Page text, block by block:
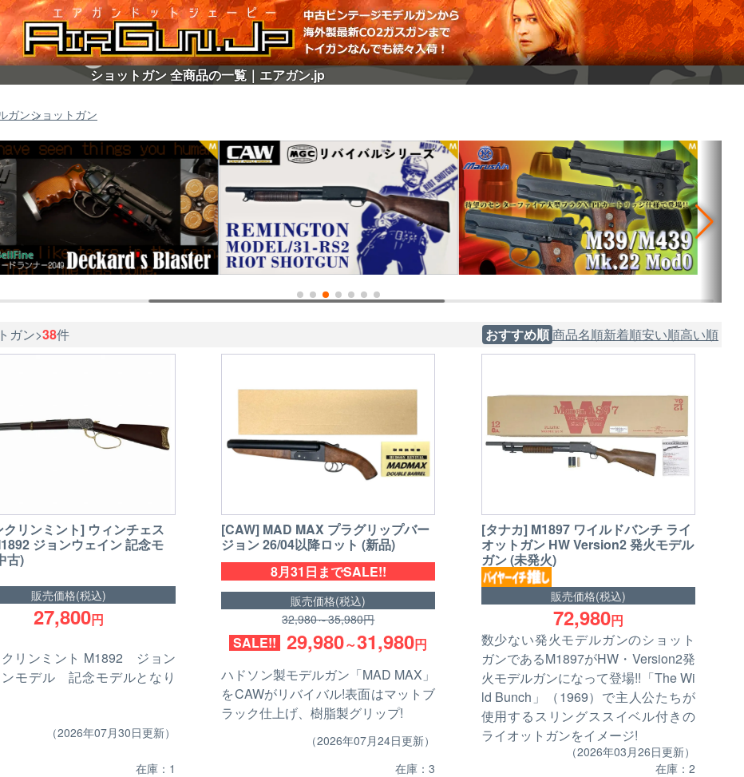
ショットガン 全商品の一覧｜エアガン.jp
ガンショットガン
ガン>38件 おすすめ順商品名順新着順安い順高い順
クリンミント] ウィンチェス
ジョンウェイン 記念モ
古)
販売価格(税込)
27,800円
リンミント M1892 ジョン
ンモデル 記念モデルとなり
（2026年07月30日更新）
在庫：1
[CAW] MAD MAX プラグリップバー
ジョン 26/04以降ロット (新品)
8月31日までSALE!!
販売価格(税込)
32,980～35,980円
SALE!! 29,980～31,980円
ハドソン製モデルガン「MAD MAX」
をCAWがリバイバル!表面はマットブ
ラック仕上げ、樹脂製グリップ!
（2026年07月24日更新）
在庫：3
[タナカ] M1897 ワイルドバンチ ライ
オットガン HW Version2 発火モデル
ガン (未発火)
販売価格(税込)
72,980円
数少ない発火モデルガンのショット
ガンであるM1897がHW・Version2発
火モデルガンになって登場!!「The Wi
ld Bunch」（1969）で主人公たちが
使用するスリングススイベル付きの
ライオットガンをイメージ!
（2026年03月26日更新）
在庫：2